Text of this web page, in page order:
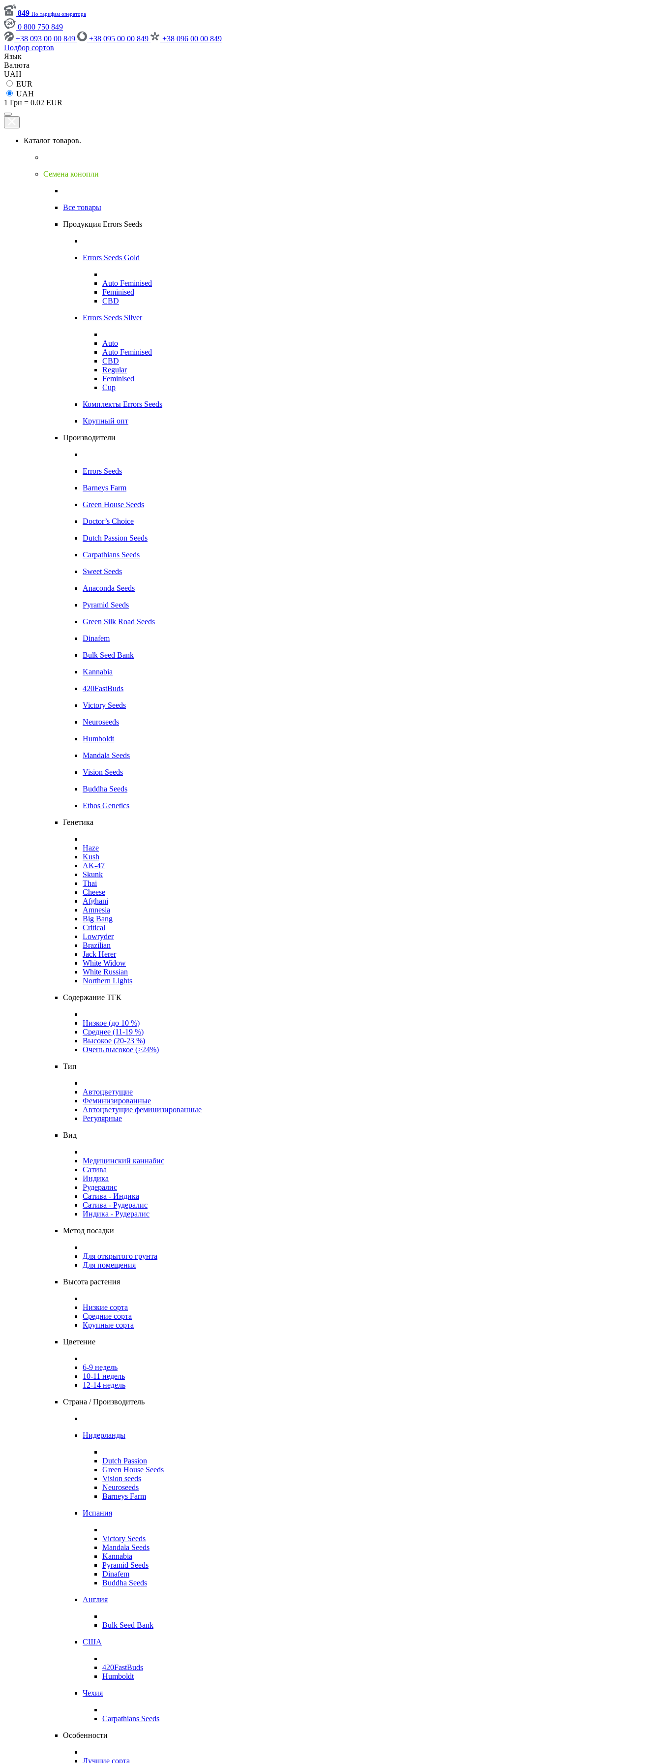
849 По тарифам оператора
0 800 750 849
+38 093 00 00 849
+38 095 00 00 849
+38 096 00 00 849
Подбор сортов
Язык
Валюта
UAH
EUR
UAH
1 Грн = 0.02 EUR
Каталог товаров.
Семена конопли
Все товары
Продукция Errors Seeds
Errors Seeds Gold
Auto Feminised
Feminised
CBD
Errors Seeds Silver
Auto
Auto Feminised
CBD
Regular
Feminised
Cup
Комплекты Errors Seeds
Крупный опт
Производители
Errors Seeds
Barneys Farm
Green House Seeds
Doctor’s Choice
Dutch Passion Seeds
Carpathians Seeds
Sweet Seeds
Anaconda Seeds
Pyramid Seeds
Green Silk Road Seeds
Dinafem
Bulk Seed Bank
Kannabia
420FastBuds
Victory Seeds
Neuroseeds
Humboldt
Mandala Seeds
Vision Seeds
Buddha Seeds
Ethos Genetics
Генетика
Haze
Kush
AK-47
Skunk
Thai
Cheese
Afghani
Amnesia
Big Bang
Critical
Lowryder
Brazilian
Jack Herer
White Widow
White Russian
Northern Lights
Содержание ТГК
Низкое (до 10 %)
Среднее (11-19 %)
Высокое (20-23 %)
Очень высокое (>24%)
Тип
Автоцветущие
Феминизированные
Автоцветущие феминизированные
Регулярные
Вид
Медицинский каннабис
Сатива
Индика
Рудералис
Сатива - Индика
Сатива - Рудералис
Индика - Рудералис
Метод посадки
Для открытого грунта
Для помещения
Высота растения
Низкие сорта
Средние сорта
Крупные сорта
Цветение
6-9 недель
10-11 недель
12-14 недель
Страна / Производитель
Нидерланды
Dutch Passion
Green House Seeds
Vision seeds
Neuroseeds
Barneys Farm
Испания
Victory Seeds
Mandala Seeds
Kannabia
Pyramid Seeds
Dinafem
Buddha Seeds
Англия
Bulk Seed Bank
США
420FastBuds
Humboldt
Чехия
Carpathians Seeds
Особенности
Лучшие сорта